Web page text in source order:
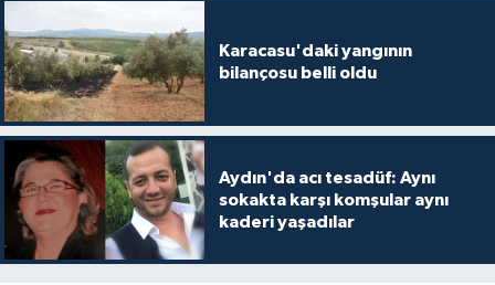
Karacasu'daki yangının
bilançosu belli oldu
Aydın'da acı tesadüf: Aynı
sokakta karşı komşular aynı
kaderi yaşadılar